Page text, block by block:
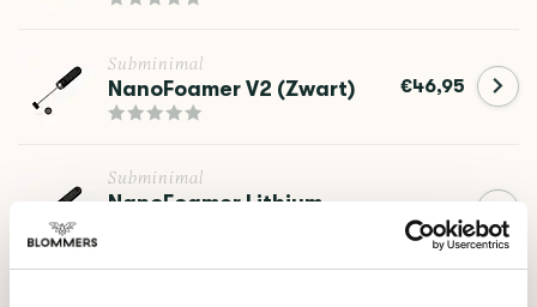
Subminimal
NanoFoamer V2 (Zwart) €46,95
Subminimal
NanoFoamer Lithium